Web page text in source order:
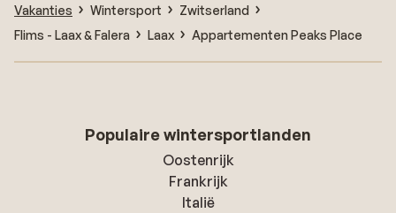
Vakanties Wintersport
Zwitserland
Flims - Laax & Falera
Laax Appartementen Peaks Place
Populaire wintersportlanden
Oostenrijk
Frankrijk
Italië